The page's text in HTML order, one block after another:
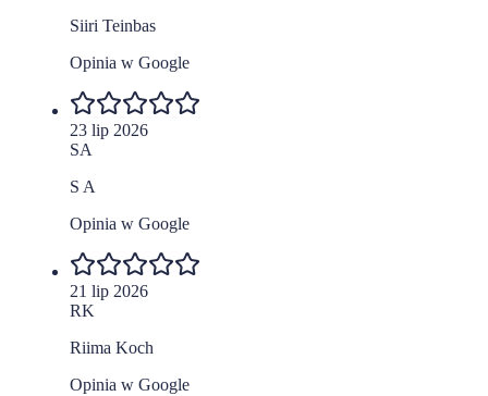
Siiri Teinbas
Opinia w Google
23 lip 2026
SA
S A
Opinia w Google
21 lip 2026
RK
Riima Koch
Opinia w Google